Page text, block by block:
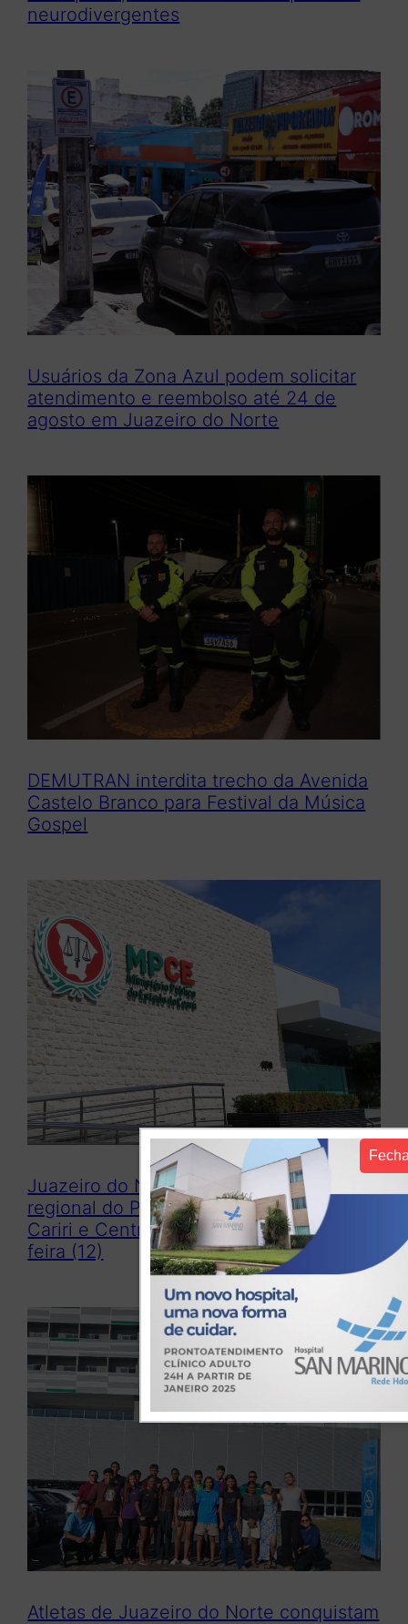
neurodivergentes
Usuários da Zona Azul podem solicitar
atendimento e reembolso até 24 de
agosto em Juazeiro do Norte
DEMUTRAN interdita trecho da Avenida
Castelo Branco para Festival da Música
Gospel
Juazeiro do Norte sediará encontro
regional do Programa Previne para o
Cariri e Centro-Sul na próxima terça-
feira (12)
Atletas de Juazeiro do Norte conquistam